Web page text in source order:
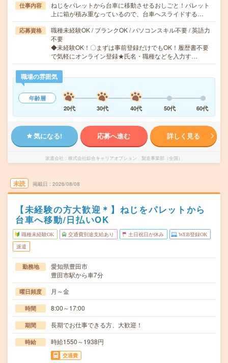
仕事内容
ねじをパレットから台車に移動させるおしごと！パレット
上に箱が積み重なっているので、台車へスライドする…
応募資格
職種未経験OK / ブランクOK / パソコンスキル不要 / 英語力
不要
◆未経験OK！〇まずは事前登録だけでもOK！履歴書不要
で気軽にオンライン登録★氏名・職種などを入力す…
職場の雰囲気
年齢層
20代
30代 40代 50代 60代
気になる! 応募へ進む 詳しく見る
派遣会社 株式会社綜合キャリアオプション 製造事業部（全国）
未読 掲載日 2026/08/08
【未経験の方大歓迎＊】ねじをパレットから
台車へ移動/日払いOK
職種未経験OK 交通費別途支給あり 土日祝日が休み WEB登録OK
派遣
勤務地
愛知県豊田市
豊田市駅から車7分
曜日頻度 月～金
時間 8:00～17:00
期間 長期でお仕事できる方、大歓迎！
時給 時給1550～1938円
交通費